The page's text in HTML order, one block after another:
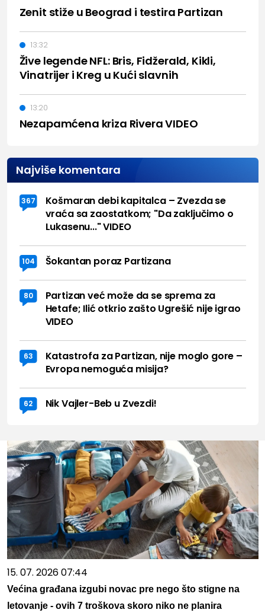
Zenit stiže u Beograd i testira Partizan
Žive legende NFL: Bris, Fidžerald, Kikli,
Vinatrijer i Kreg u Kući slavnih
13:32
Nezapamćena kriza Rivera VIDEO
13:20
Najviše komentara
367
Košmaran debi kapitalca – Zvezda se
vraća sa zaostatkom; "Da zaključimo o
Lukasenu..." VIDEO
104 Šokantan poraz Partizana
80
Partizan već može da se sprema za
Hetafe; Ilić otkrio zašto Ugrešić nije igrao
VIDEO
63
Katastrofa za Partizan, nije moglo gore –
Evropa nemoguća misija?
62 Nik Vajler-Beb u Zvezdi!
15. 07. 2026 07:44
Većina građana izgubi novac pre nego što stigne na
letovanje - ovih 7 troškova skoro niko ne planira